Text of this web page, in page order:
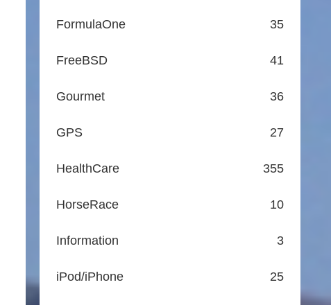
FormulaOne 35
FreeBSD 41
Gourmet 36
GPS 27
HealthCare 355
HorseRace 10
Information 3
iPod/iPhone 25